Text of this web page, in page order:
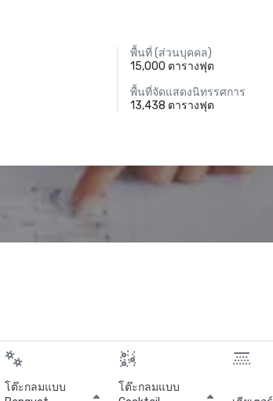
พื้นที่ (ส่วนบุคคล)
15,000 ตารางฟุต
พื้นที่จัดแสดงนิทรรศการ
13,438 ตารางฟุต
โต๊ะกลมแบบ
โต๊ะกลมแบบ